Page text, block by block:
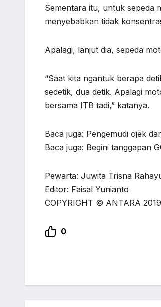
Sementara itu, untuk sepeda
menyebabkan tidak
Apalagi, lanjut dia, sepeda
“Saat kita ngantuk berapa
sedetik, dua detik. Apalagi
bersama ITB tadi,” katanya.
Baca juga: Pengemudi ojek
Baca juga: Begini tanggapan
Pewarta: Juwita Trisna
Editor: Faisal Yunianto
COPYRIGHT © ANTARA 2019
0